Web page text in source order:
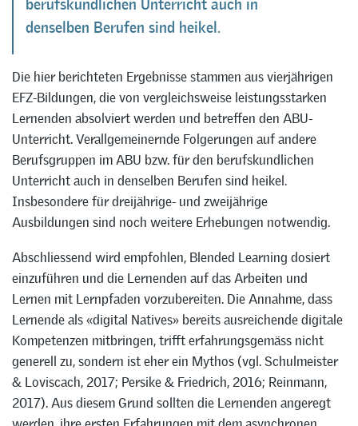
berufskundlichen Unterricht auch in
denselben Berufen sind heikel.
Die hier berichteten Ergebnisse stammen aus vierjährigen
EFZ-Bildungen, die von vergleichsweise leistungsstarken
Lernenden absolviert werden und betreffen den ABU-
Unterricht. Verallgemeinernde Folgerungen auf andere
Berufsgruppen im ABU bzw. für den berufskundlichen
Unterricht auch in denselben Berufen sind heikel.
Insbesondere für dreijährige- und zweijährige
Ausbildungen sind noch weitere Erhebungen notwendig.
Abschliessend wird empfohlen, Blended Learning dosiert
einzuführen und die Lernenden auf das Arbeiten und
Lernen mit Lernpfaden vorzubereiten. Die Annahme, dass
Lernende als «digital Natives» bereits ausreichende digitale
Kompetenzen mitbringen, trifft erfahrungsgemäss nicht
generell zu, sondern ist eher ein Mythos (vgl. Schulmeister
& Loviscach, 2017; Persike & Friedrich, 2016; Reinmann,
2017). Aus diesem Grund sollten die Lernenden angeregt